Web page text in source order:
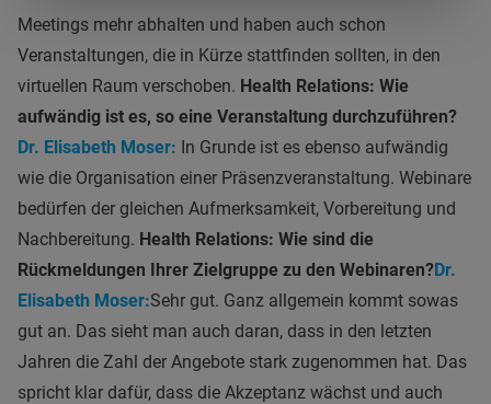
Meetings mehr abhalten und haben auch schon
Veranstaltungen, die in Kürze stattfinden sollten, in den
virtuellen Raum verschoben. Health Relations: Wie
aufwändig ist es, so eine Veranstaltung durchzuführen?
Dr. Elisabeth Moser: In Grunde ist es ebenso aufwändig
wie die Organisation einer Präsenzveranstaltung. Webinare
bedürfen der gleichen Aufmerksamkeit, Vorbereitung und
Nachbereitung. Health Relations: Wie sind die
Rückmeldungen Ihrer Zielgruppe zu den Webinaren?Dr.
Elisabeth Moser:Sehr gut. Ganz allgemein kommt sowas
gut an. Das sieht man auch daran, dass in den letzten
Jahren die Zahl der Angebote stark zugenommen hat. Das
spricht klar dafür, dass die Akzeptanz wächst und auch